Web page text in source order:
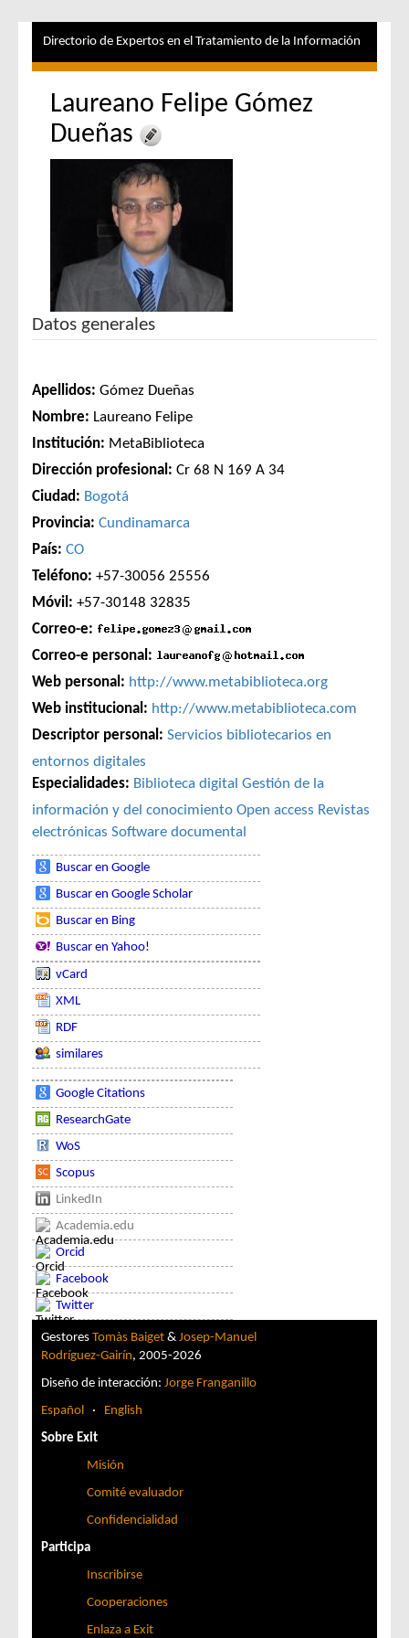
Directorio de Expertos en el Tratamiento de la Información
Laureano Felipe Gómez
Dueñas
Datos generales
Apellidos: Gómez Dueñas
Nombre: Laureano Felipe
Institución: MetaBiblioteca
Dirección profesional: Cr 68 N 169 A 34
Ciudad: Bogotá
Provincia: Cundinamarca
País: CO
Teléfono: +57-30056 25556
Móvil: +57-30148 32835
Correo-e:
Correo-e personal:
Web personal: http://www.metabiblioteca.org
Web institucional: http://www.metabiblioteca.com
Descriptor personal: Servicios bibliotecarios en
entornos digitales
Especialidades: Biblioteca digital Gestión de la
información y del conocimiento Open access Revistas
electrónicas Software documental
Buscar en Google
Buscar en Google Scholar
Buscar en Bing
Buscar en Yahoo!
vCard
XML
RDF
similares
Google Citations
ResearchGate
WoS
Scopus
LinkedIn
Academia.edu
Orcid
Facebook
Twitter
Gestores Tomàs Baiget & Josep-Manuel
Rodríguez-Gairín, 2005-2026
Diseño de interacción: Jorge Franganillo
Español · English
Sobre Exit
Misión
Comité evaluador
Confidencialidad
Participa
Inscribirse
Cooperaciones
Enlaza a Exit